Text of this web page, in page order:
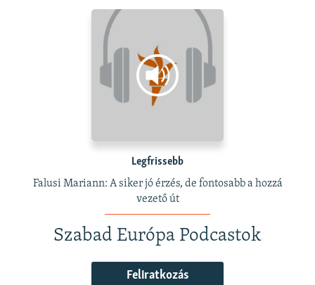
Legfrissebb
Falusi Mariann: A siker jó érzés, de fontosabb a hozzá
vezető út
Szabad Európa Podcastok
Feliratkozás